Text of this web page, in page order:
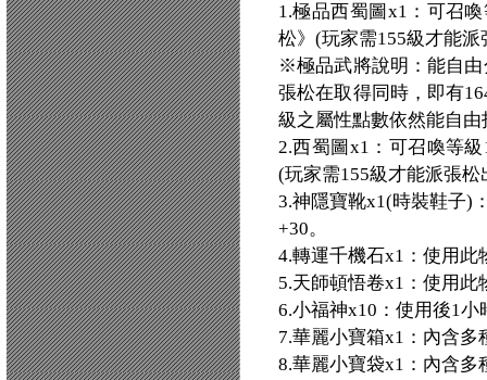
1.極品西蜀圖x1：可召
松》(玩家需155級才能派
※極品武將說明：能自由
張松在取得同時，即有
級之屬性點數依然能自由
2.西蜀圖x1：可召喚等
(玩家需155級才能派張松
3.神隱寶靴x1(時裝鞋子)
+30。
4.轉運千機石x1：使用此
5.天師頓悟卷x1：使用
6.小福神x10：使用後1
7.華麗小寶箱x1：內含
8.華麗小寶袋x1：內含多